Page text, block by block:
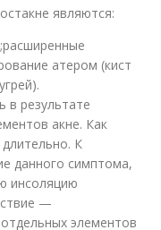
являются:
атером (кист
в результате
акне. Как
К
данного симптома,
инсоляцию
—
элементов